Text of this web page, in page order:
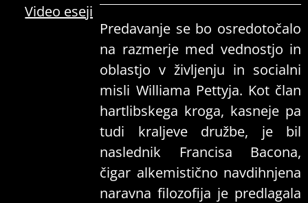
Video eseji
Predavanje se bo osredotočalo
na razmerje med vednostjo in
oblastjo v življenju in socialni
misli Williama Pettyja. Kot član
hartlibskega kroga, kasneje pa
tudi kraljeve družbe, je bil
naslednik Francisa Bacona,
čigar alkemistično navdihnjena
naravna filozofija je predlagala